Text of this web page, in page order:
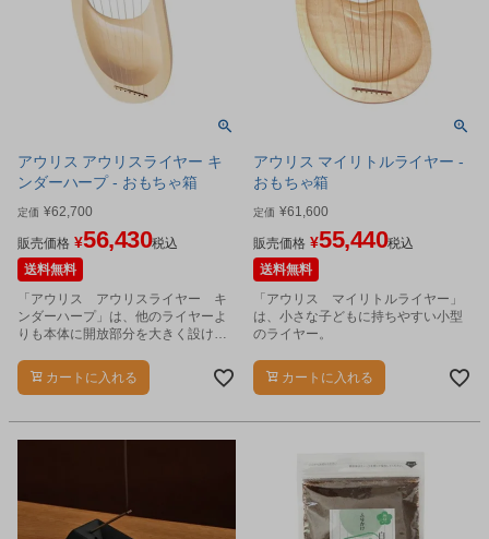
アウリス アウリスライヤー キ
ンダーハープ - おもちゃ箱
定価 ¥62,700
販売価格 ¥56,430税込
送料無料
「アウリス アウリスライヤー キ
ンダーハープ」は、他のライヤーよ
りも本体に開放部分を大きく設け、
す。
カートに入れる
アウリス マイリトルライヤー -
おもちゃ箱
定価 ¥61,600
販売価格 ¥55,440税込
送料無料
「アウリス マイリトルライヤー」
は、小さな子どもに持ちやすい小型
のライヤー。
カートに入れる